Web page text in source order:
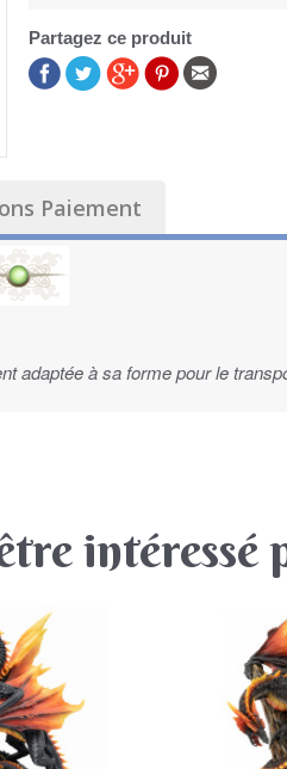
Partagez ce produit
Paiement
adaptée à sa forme pour le
intéressé